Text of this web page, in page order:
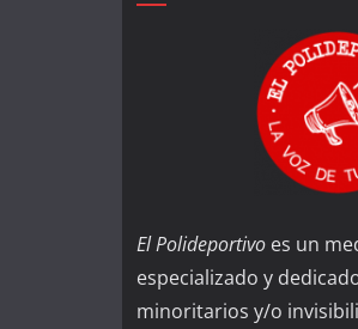
El Polideportivo es un
especializado y
minoritarios y/o